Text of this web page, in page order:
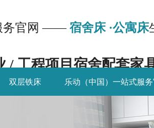
务官网 ——宿舍床 ·公寓床
/ 工程项目宿舍配套家
双层铁床 乐动（中国）一站式服